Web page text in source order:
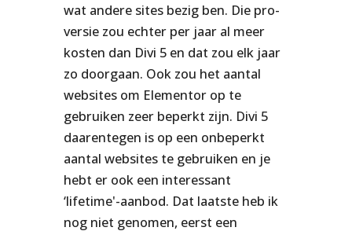
wat andere sites bezig ben. Die pro-
versie zou echter per jaar al meer
kosten dan Divi 5 en dat zou elk jaar
zo doorgaan. Ook zou het aantal
websites om Elementor op te
gebruiken zeer beperkt zijn. Divi 5
daarentegen is op een onbeperkt
aantal websites te gebruiken en je
hebt er ook een interessant
‘lifetime'-aanbod. Dat laatste heb ik
nog niet genomen, eerst een